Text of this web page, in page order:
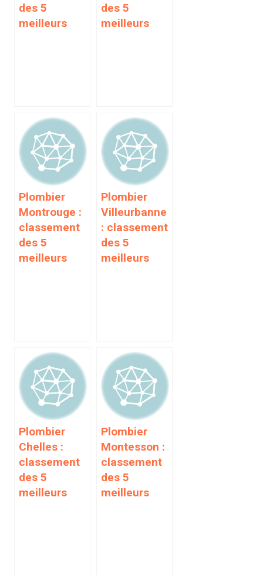
des 5
meilleurs
des 5
meilleurs
Plombier
Montrouge :
classement
des 5
meilleurs
Plombier
Villeurbanne
: classement
des 5
meilleurs
Plombier
Chelles :
classement
des 5
meilleurs
Plombier
Montesson :
classement
des 5
meilleurs